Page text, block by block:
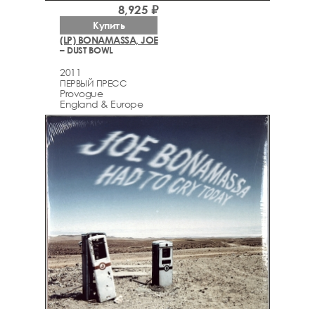
(LP) BONAMASSA, JOE
– DUST BOWL
2011
ПЕРВЫЙ ПРЕСС
Provogue
England & Europe
8,925 ₽
Купить